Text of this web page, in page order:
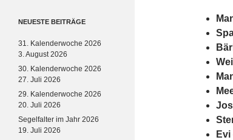
Evi
NEUESTE BEITRÄGE
31. Kalenderwoche 2026
3. August 2026
30. Kalenderwoche 2026
27. Juli 2026
29. Kalenderwoche 2026
20. Juli 2026
Segelfalter im Jahr 2026
19. Juli 2026